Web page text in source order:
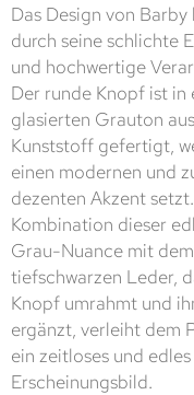
Das Design von
durch seine schlichte
und hochwertige
Der runde Knopf ist in
glasierten Grauton aus
Kunststoff gefertigt,
einen modernen und
dezenten Akzent
Kombination dieser
Grau-Nuance mit dem
tiefschwarzen Leder,
Knopf umrahmt und
ergänzt, verleiht dem
ein zeitloses und edles
Erscheinungsbild.